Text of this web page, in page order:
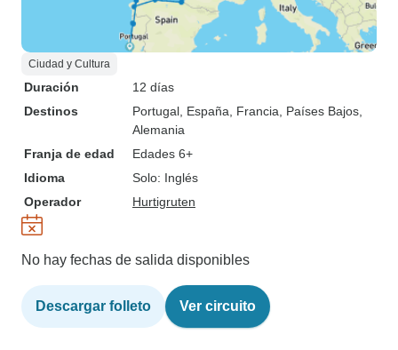
Ciudad y Cultura
Duración
12 días
Destinos
Portugal , España , Francia , Países Bajos
Alemania
Franja de edad
Edades 6+
Idioma
Solo: Inglés
Operador
Hurtigruten
No hay fechas de salida disponibles
Descargar folleto Ver circuito